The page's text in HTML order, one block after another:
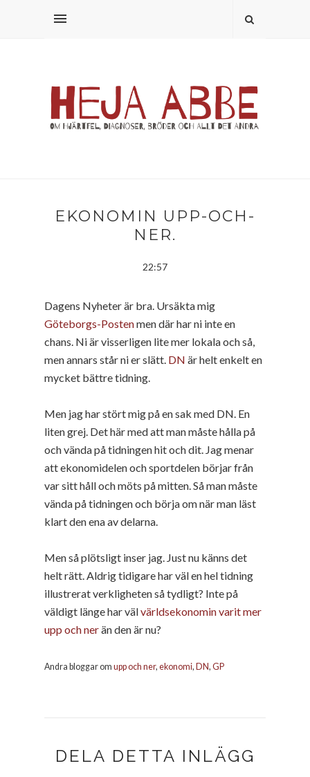
EKONOMIN UPP-OCH-
NER.
22:57
Dagens Nyheter är bra. Ursäkta mig
Göteborgs-Postenmen där har ni inte en
chans. Ni är visserligen lite mer lokala och så,
men annars står ni er slätt. DN är helt enkelt en
mycket bättre tidning.
Men jag har stört mig på en sak med DN. En
liten grej. Det här med att man måste hålla på
och vända på tidningen hit och dit. Jag menar
att ekonomidelen och sportdelen börjar från
var sitt håll och möts på mitten. Så man måste
vända på tidningen och börja om när man läst
klart den ena av delarna.
Men så plötsligt inser jag. Just nu känns det
helt rätt. Aldrig tidigare har väl en hel tidning
illustrerat verkligheten så tydligt? Inte på
väldigt länge har välvärldsekonominvaritmer
upp och nerän den är nu?
Andra bloggar om upp och ner, ekonomi, DN, GP
DELA DETTA INLÄGG